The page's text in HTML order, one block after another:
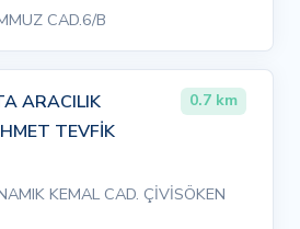
CAD.6/B
ARACILIK
TEVFİK
0.7 km
KEMAL CAD. ÇİVİSÖKEN